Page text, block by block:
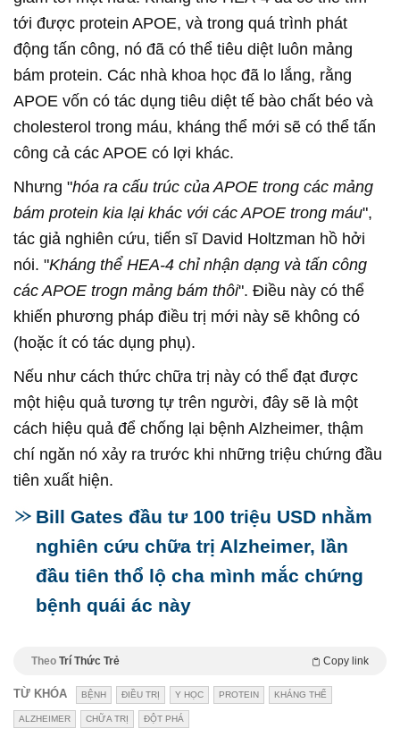
tới được protein APOE, và trong quá trình phát
động tấn công, nó đã có thể tiêu diệt luôn mảng
bám protein. Các nhà khoa học đã lo lắng, rằng
APOE vốn có tác dụng tiêu diệt tế bào chất béo và
cholesterol trong máu, kháng thể mới sẽ có thể tấn
công cả các APOE có lợi khác.
Nhưng "hóa ra cấu trúc của APOE trong các mảng
bám protein kia lại khác với các APOE trong máu",
tác giả nghiên cứu, tiến sĩ David Holtzman hồ hởi
nói. "Kháng thể HEA-4 chỉ nhận dạng và tấn công
các APOE trogn mảng bám thôi". Điều này có thể
khiến phương pháp điều trị mới này sẽ không có
(hoặc ít có tác dụng phụ).
Nếu như cách thức chữa trị này có thể đạt được
một hiệu quả tương tự trên người, đây sẽ là một
cách hiệu quả để chống lại bệnh Alzheimer, thậm
chí ngăn nó xảy ra trước khi những triệu chứng đầu
tiên xuất hiện.
Bill Gates đầu tư 100 triệu USD nhằm
nghiên cứu chữa trị Alzheimer, lần
đầu tiên thổ lộ cha mình mắc chứng
bệnh quái ác này
Theo Trí Thức Trẻ Copy link
TỪ KHÓA BỆNH ĐIỀU TRỊ Y HỌC PROTEIN KHÁNG THỂ
ALZHEIMER CHỮA TRỊ ĐỘT PHÁ